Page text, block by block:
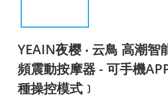
YEAIN夜樱 ‧ 云鳥 高潮智
頻震動按摩器 - 可手機
種操控模式﹞